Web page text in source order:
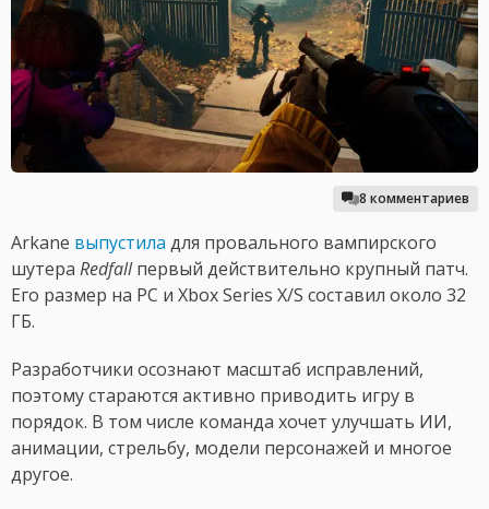
8 комментариев
Arkane выпустила для провального вампирского
шутера Redfallпервый действительно крупный патч.
Его размер на PC и Xbox Series X/S составил около 32
ГБ.
Разработчики осознают масштаб исправлений,
поэтому стараются активно приводить игру в
порядок. В том числе команда хочет улучшать ИИ,
анимации, стрельбу, модели персонажей и многое
другое.